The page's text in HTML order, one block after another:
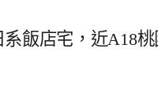
飯店宅，近A18